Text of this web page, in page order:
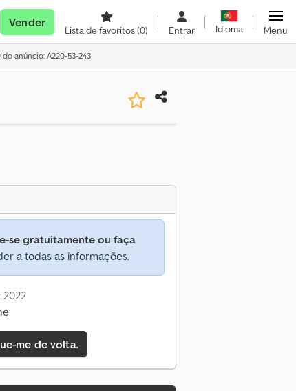
Vender
Lista de favoritos(0) Entrar Idioma Menu
do anúncio: A220-53-243
se gratuitamente ou faça
a todas as informações.
me de volta.